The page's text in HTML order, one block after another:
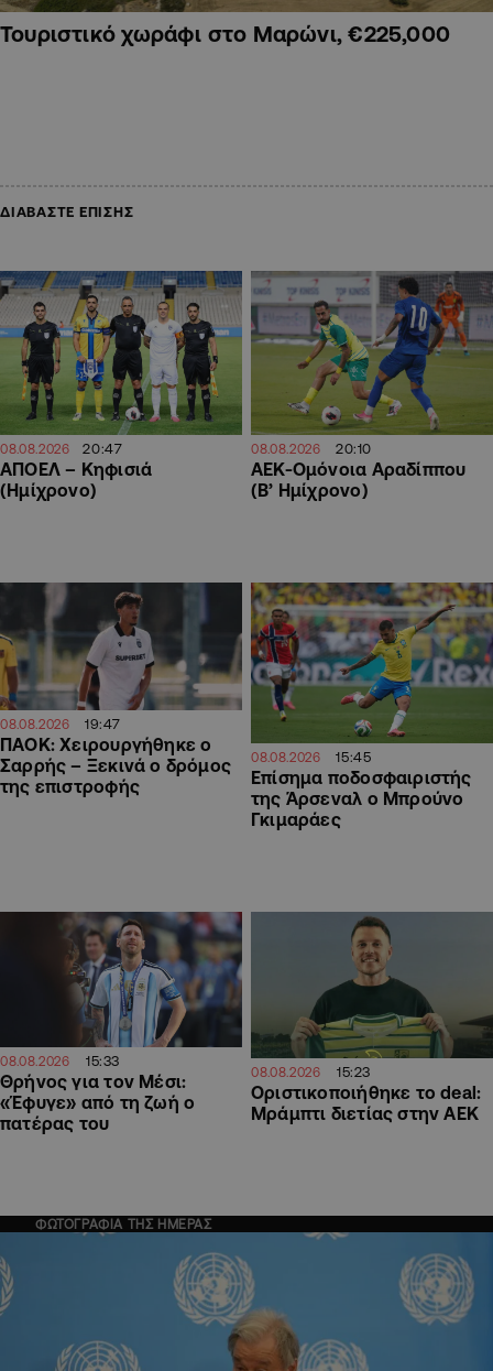
Τουριστικό χωράφι στο Μαρώνι, €225,000
ΔΙΑΒΑΣΤΕ ΕΠΙΣΗΣ
08.08.2026 20:47
ΑΠΟΕΛ – Κηφισιά
(Ημίχρονο)
08.08.2026 20:10
ΑΕΚ-Ομόνοια Αραδίππου
(Β’ Ημίχρονο)
08.08.2026 19:47
ΠΑΟΚ: Χειρουργήθηκε ο
Σαρρής – Ξεκινά ο δρόμος
της επιστροφής
08.08.2026 15:45
Επίσημα ποδοσφαιριστής
της Άρσεναλ ο Μπρούνο
Γκιμαράες
08.08.2026 15:33
Θρήνος για τον Μέσι:
«Έφυγε» από τη ζωή ο
πατέρας του
08.08.2026 15:23
Οριστικοποιήθηκε το deal:
Μράμπτι διετίας στην ΑΕΚ
ΦΩΤΟΓΡΑΦΙΑ ΤΗΣ ΗΜΕΡΑΣ